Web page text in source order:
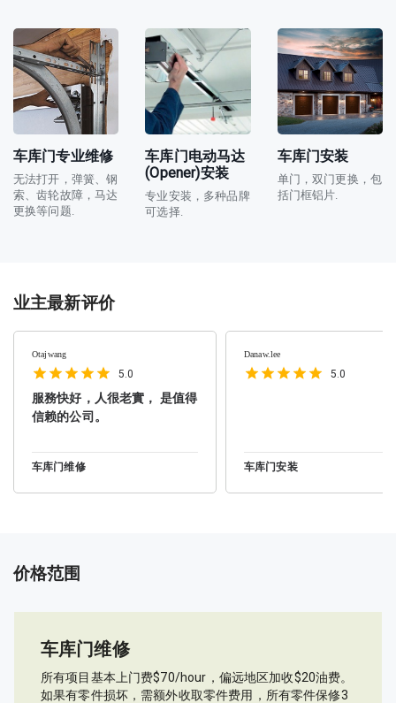
车库门专业维修
无法打开，弹簧、钢
索、齿轮故障，马达
更换等问题.
车库门电动马达
(Opener)安装
专业安装，多种品牌
可选择.
车库门安装
单门，双门更换，包
括门框铝片.
业主最新评价
Otajwang
5.0
服務快好，人很老實， 是值得
信赖的公司。
车库门维修
Danaw.lee
5.0
车库门安装
价格范围
车库门维修
所有项目基本上门费$70/hour，偏远地区加收$20油费。
如果有零件损坏，需额外收取零件费用，所有零件保修3